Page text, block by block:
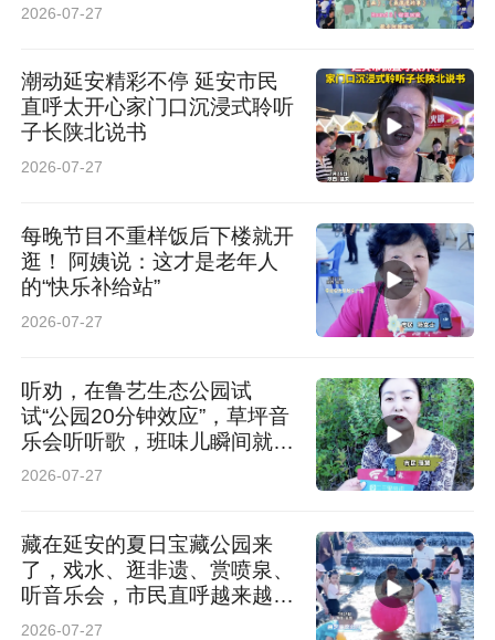
2026-07-27
潮动延安精彩不停 延安市民
直呼太开心家门口沉浸式聆听
子长陕北说书
2026-07-27
每晚节目不重样饭后下楼就开
逛！ 阿姨说：这才是老年人
的“快乐补给站”
2026-07-27
听劝，在鲁艺生态公园试
试“公园20分钟效应”，草坪音
乐会听听歌，班味儿瞬间就散
了
2026-07-27
藏在延安的夏日宝藏公园来
了，戏水、逛非遗、赏喷泉、
听音乐会，市民直呼越来越有
意思
2026-07-27